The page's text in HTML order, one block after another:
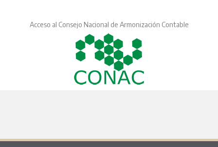
Acceso al Consejo Nacional de Armonización Contable